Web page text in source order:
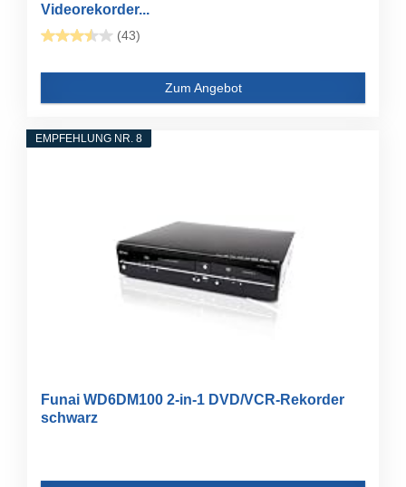
Videorekorder...
(43)
Zum Angebot
EMPFEHLUNG NR. 8
Funai WD6DM100 2-in-1 DVD/VCR-Rekorder
schwarz